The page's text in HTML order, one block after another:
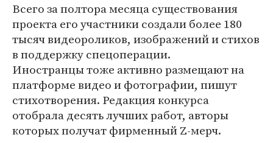
Всего за полтора месяца существования
проекта его участники создали более 180
тысяч видеороликов, изображений и стихов
в поддержку спецоперации.
Иностранцы тоже активно размещают на
платформе видео и фотографии, пишут
стихотворения. Редакция конкурса
отобрала десять лучших работ, авторы
которых получат фирменный Z-мерч.